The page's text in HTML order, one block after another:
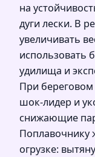
на
дуги лески. В
увеличивать
использовать
удилища и
При береговом
шок‑лидер и
снижающие
Поплавочнику
огрузке: